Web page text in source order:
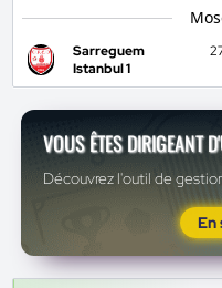
Sarreguem
Istanbul 1
VOUS ÊTES DIRIGEANT
Découvrez l'outil de
En